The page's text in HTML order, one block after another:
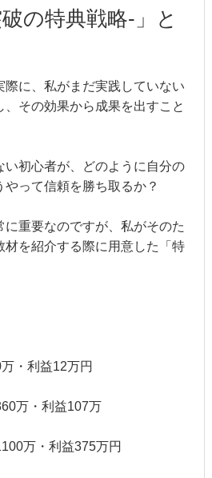
の特典戦略-」と
際に、私がまだ実践していない
その効果から成果を出すこと
い初心者が、どのように自分の
って信頼を勝ち取るか？
に重要なのですが、私がそのた
材を紹介する際に用意した「特
・利益12万円
万・利益107万
万・利益375万円